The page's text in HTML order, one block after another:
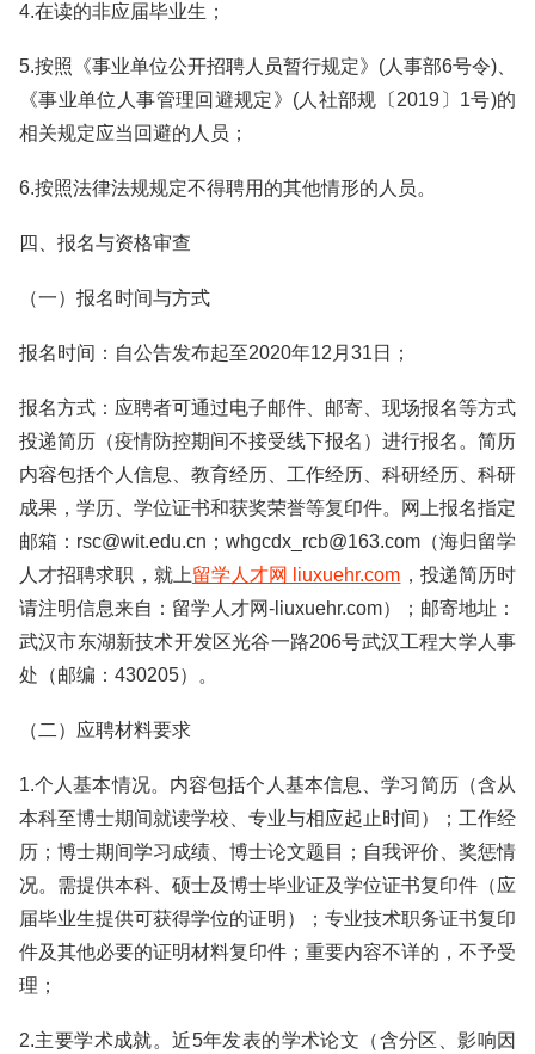
4.在读的非应届毕业生；
5.按照《事业单位公开招聘人员暂行规定》(人事部6号令)、
《事业单位人事管理回避规定》(人社部规〔2019〕1号)的
相关规定应当回避的人员；
6.按照法律法规规定不得聘用的其他情形的人员。
四、报名与资格审查
（一）报名时间与方式
报名时间：自公告发布起至2020年12月31日；
报名方式：应聘者可通过电子邮件、邮寄、现场报名等方式
投递简历（疫情防控期间不接受线下报名）进行报名。简历
内容包括个人信息、教育经历、工作经历、科研经历、科研
成果，学历、学位证书和获奖荣誉等复印件。网上报名指定
邮箱：rsc@wit.edu.cn；whgcdx_rcb@163.com（海归留学
人才招聘求职，就上留学人才网 liuxuehr.com ，投递简历时
请注明信息来自：留学人才网-liuxuehr.com）；邮寄地址：
武汉市东湖新技术开发区光谷一路206号武汉工程大学人事
处（邮编：430205）。
（二）应聘材料要求
1.个人基本情况。内容包括个人基本信息、学习简历（含从
本科至博士期间就读学校、专业与相应起止时间）；工作经
历；博士期间学习成绩、博士论文题目；自我评价、奖惩情
况。需提供本科、硕士及博士毕业证及学位证书复印件（应
届毕业生提供可获得学位的证明）；专业技术职务证书复印
件及其他必要的证明材料复印件；重要内容不详的，不予受
理；
2.主要学术成就。近5年发表的学术论文（含分区、影响因